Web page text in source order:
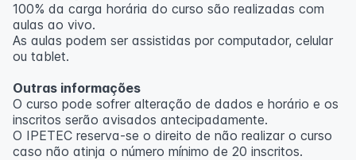
100% da carga horária do curso são realizadas com
aulas ao vivo.
As aulas podem ser assistidas por computador, celular
ou tablet.
Outras informações
O curso pode sofrer alteração de dados e horário e os
inscritos serão avisados ​​antecipadamente.
O IPETEC reserva-se o direito de não realizar o curso
caso não atinja o número mínimo de 20 inscritos.